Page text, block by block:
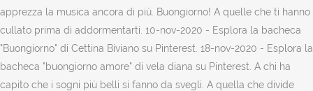
apprezza la musica ancora di più. Buongiorno! A quelle che ti hanno
cullato prima di addormentarti. 10-nov-2020 - Esplora la bacheca
"Buongiorno" di Cettina Biviano su Pinterest. 18-nov-2020 - Esplora la
bacheca "buongiorno amore" di vela diana su Pinterest. A chi ha
capito che i sogni più belli si fanno da svegli. A quella che divide